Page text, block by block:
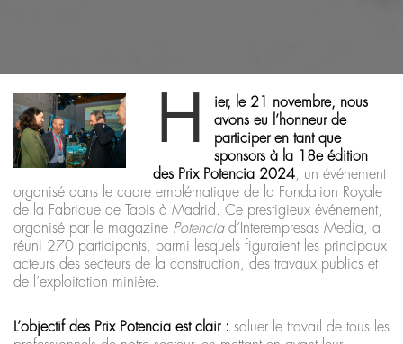
H
ier, le 21 novembre, nous
avons eu l’honneur de
participer en tant que
sponsors à la 18e édition
des Prix Potencia 2024 , un événement
organisé dans le cadre emblématique de la Fondation Royale
de la Fabrique de Tapis à Madrid. Ce prestigieux événement,
organisé par le magazine Potenciad’Interempresas Media, a
réuni 270 participants, parmi lesquels figuraient les principaux
acteurs des secteurs de la construction, des travaux publics et
de l’exploitation minière.
L’objectif des Prix Potencia est clair : saluer le travail de tous les